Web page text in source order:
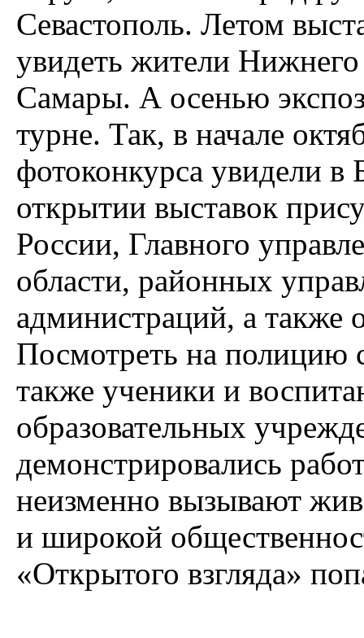
Севастополь. Летом
увидеть жители
Самары. А осенью
турне. Так, в начале
фотоконкурса увидели
открытии выставок
России, Главного
области, районных
администраций, а
Посмотреть на полицию
также ученики и
образовательных
демонстрировались
неизменно вызывают
и широкой
«Открытого взгляда»